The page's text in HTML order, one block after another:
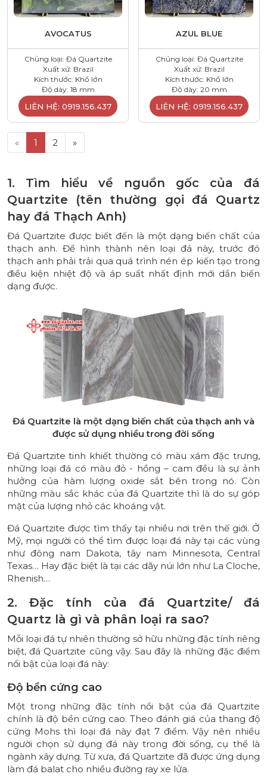
AVOCATUS
Chủng loại: Đá Quartzite
Xuất xứ: Brazil
Kích thước: Khổ lớn
Độ dày: 18 mm
LIÊN HỆ: 0919.156.437
AZUL BLUE
Chủng loại: Đá Quartzite
Xuất xứ: Brazil
Kích thước: Khổ lớn
Độ dày: 20 mm
LIÊN HỆ: 0919.156.437
« 1 2 »
​1. Tìm hiểu về nguồn gốc của đá
Quartzite (tên thường gọi đá Quartz
hay đá Thạch Anh)
Đá Quartzite được biết đến là một dạng biến chất của
thạch anh. Để hình thành nên loại đá này, trước đó
thạch anh phải trải qua quá trình nén ép kiến tạo trong
điều kiện nhiệt độ và áp suất nhất định mới dần biến
dạng được.
Đá Quartzite là một dạng biến chất của thạch anh và
được sử dụng nhiều trong đời sống
Đá Quartzite tinh khiết thường có màu xám đặc trưng,
những loại đá có màu đỏ - hồng – cam đều là sự ảnh
hưởng của hàm lượng oxide sắt bên trong nó. Còn
những màu sắc khác của đá Quartzite thì là do sự góp
mặt của lượng nhỏ các khoáng vật.
Đá Quartzite được tìm thấy tại nhiều nơi trên thế giới. Ở
Mỹ, mọi người có thể tìm được loại đá này tại các vùng
như đông nam Dakota, tây nam Minnesota, Central
Texas… Hay đặc biệt là tại các dãy núi lớn như La Cloche,
Rhenish…
2. Đặc tính của đá Quartzite/ đá
Quartz là gì và phân loại ra sao?
Mỗi loại đá tự nhiên thường sở hữu những đặc tính riêng
biệt, đá Quartzite cũng vậy. Sau đây là những đặc điểm
nổi bật của loại đá này:
Độ bền cứng cao
Một trong những đặc tính nổi bật của đá Quartzite
chính là độ bền cứng cao. Theo đánh giá của thang độ
cứng Mohs thì loại đá này đạt 7 điểm. Vậy nên nhiều
người chọn sử dụng đá này trong đời sống, cụ thể là
ngành xây dựng. Từ xưa, đá Quartzite đã được ứng dụng
làm đá balat cho nhiều đường ray xe lửa.